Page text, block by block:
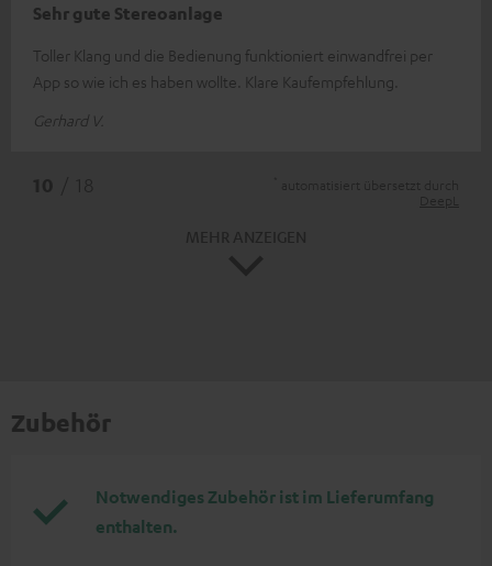
Sehr gute Stereoanlage
Toller Klang und die Bedienung funktioniert einwandfrei per
App so wie ich es haben wollte. Klare Kaufempfehlung.
Gerhard V.
Zubehör
Notwendiges Zubehör ist im Lieferumfang
enthalten.